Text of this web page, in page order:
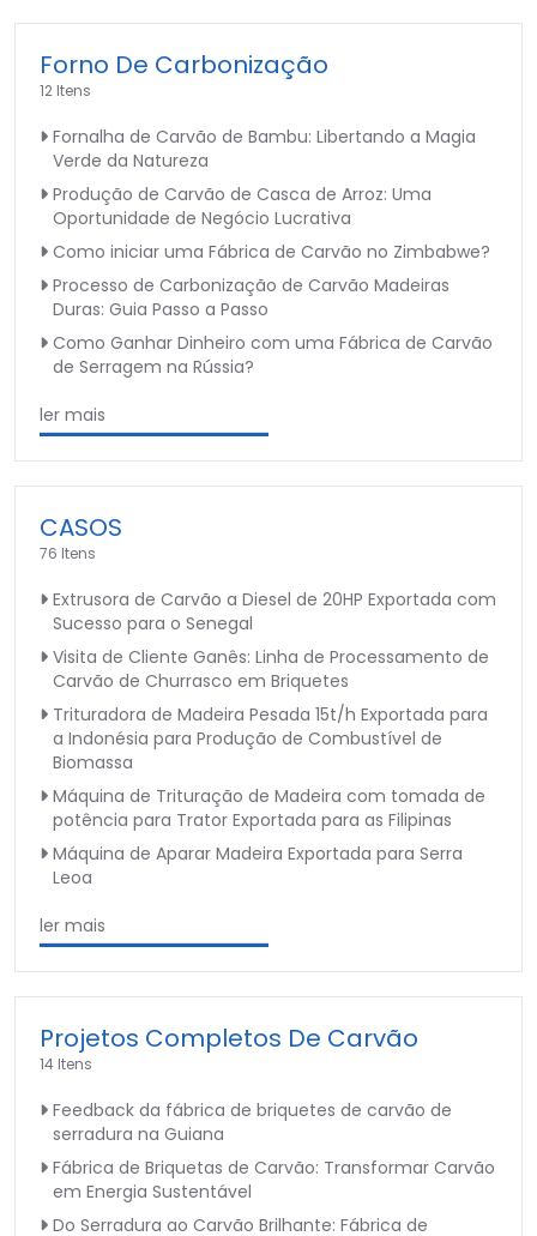
Forno De Carbonização
12 Itens
Fornalha de Carvão de Bambu: Libertando a Magia
Verde da Natureza
Produção de Carvão de Casca de Arroz: Uma
Oportunidade de Negócio Lucrativa
Como iniciar uma Fábrica de Carvão no Zimbabwe?
Processo de Carbonização de Carvão Madeiras
Duras: Guia Passo a Passo
Como Ganhar Dinheiro com uma Fábrica de Carvão
de Serragem na Rússia?
ler mais
CASOS
76 Itens
Extrusora de Carvão a Diesel de 20HP Exportada com
Sucesso para o Senegal
Visita de Cliente Ganês: Linha de Processamento de
Carvão de Churrasco em Briquetes
Trituradora de Madeira Pesada 15t/h Exportada para
a Indonésia para Produção de Combustível de
Biomassa
Máquina de Trituração de Madeira com tomada de
potência para Trator Exportada para as Filipinas
Máquina de Aparar Madeira Exportada para Serra
Leoa
ler mais
Projetos Completos De Carvão
14 Itens
Feedback da fábrica de briquetes de carvão de
serradura na Guiana
Fábrica de Briquetas de Carvão: Transformar Carvão
em Energia Sustentável
Do Serradura ao Carvão Brilhante: Fábrica de